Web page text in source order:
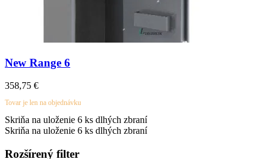
New Range 6
358,75 €
Tovar je len na objednávku
Skriňa na uloženie 6 ks dlhých zbraní
Skriňa na uloženie 6 ks dlhých zbraní
Rozšírený filter